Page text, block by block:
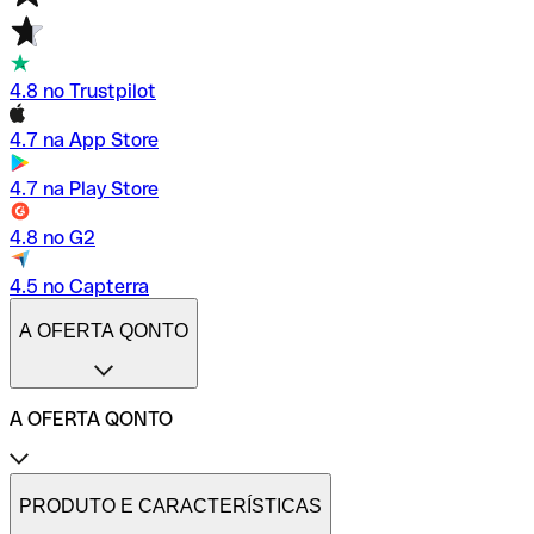
4.8 no Trustpilot
4.7 na App Store
4.7 na Play Store
4.8 no G2
4.5 no Capterra
A OFERTA QONTO
A OFERTA QONTO
Tarifas
Conta profissional online
PRODUTO E CARACTERÍSTICAS